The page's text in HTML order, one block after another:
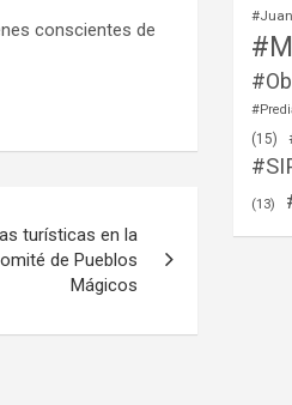
conscientes de
turísticas en la
de Pueblos
Mágicos
(15)
(13)